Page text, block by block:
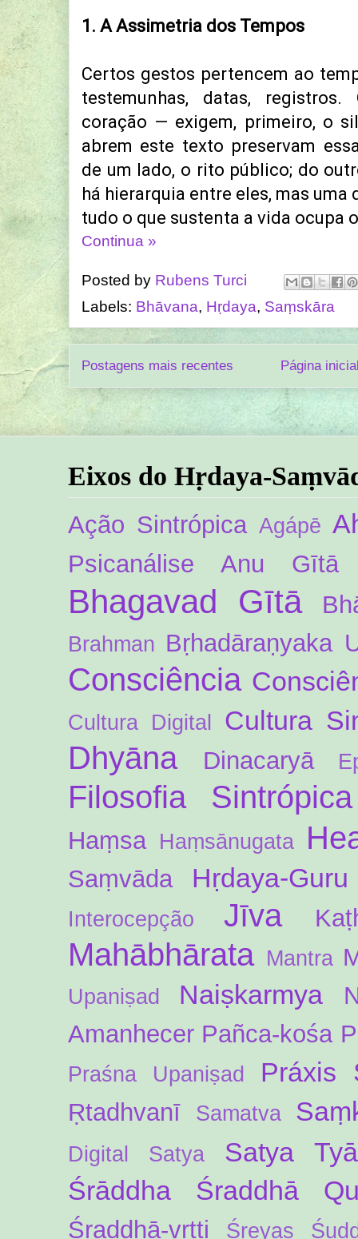
1. A Assimetria dos Tempos
Certos gestos pertencem ao
testemunhas, datas,
coração — exigem, primeiro, o
abrem este texto preservam
de um lado, o rito público; do
há hierarquia entre eles, mas
tudo o que sustenta a vida ocupa
Continua »
Posted by Rubens Turci
Labels: Bhāvana, Hṛdaya, Saṃskāra
Postagens mais recentes Página
Eixos do Hṛdaya-
Ação Sintrópica Agápē
Psicanálise Anu Gītā
Bhagavad Gītā
Brahman Bṛhadāraṇyaka
Consciência
Cultura Digital Cultura
Dhyāna Dinacaryā
Filosofia Sintrópica
Haṃsa Haṃsānugata
Saṃvāda Hṛdaya-Guru
Interocepção Jīva
Mahābhārata Mantra
Upaniṣad Naiṣkarmya
Amanhecer Pañca-kośa
Praśna Upaniṣad Práxis
Ṛtadhvanī Samatva
Digital Satya
Satya
Śrāddha
Śraddhā
Śraddhā-vṛtti Śreyas